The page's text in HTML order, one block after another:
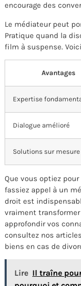
encourage des
Le médiateur peut
Pratique quand la
film à suspense.
Avantages
Expertise
Dialogue amélioré
Solutions sur mesure
Que vous optiez
fassiez appel à un
droit est
vraiment transformer
approfondir vos
consultez nos
biens en cas de
Lire Il traîne